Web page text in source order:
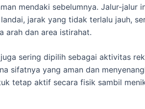
mendaki sebelumnya. Jalur-jalur
jarak yang tidak terlalu jauh,
arah dan area istirahat.
sering dipilih sebagai aktivitas
sifatnya yang aman dan
tetap aktif secara fisik sambil